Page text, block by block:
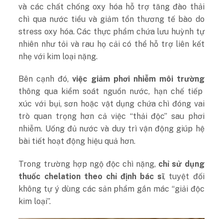
và các chất chống oxy hóa hỗ trợ tăng đào thải
chì qua nước tiểu và giảm tổn thương tế bào do
stress oxy hóa. Các thực phẩm chứa lưu huỳnh tự
nhiên như tỏi và rau họ cải có thể hỗ trợ liên kết
nhẹ với kim loại nặng.
Bên cạnh đó,việc giảm phơi nhiễm môi trường
thông qua kiểm soát nguồn nước, hạn chế tiếp
xúc với bụi, sơn hoặc vật dụng chứa chì đóng vai
trò quan trọng hơn cả việc “thải độc” sau phơi
nhiễm. Uống đủ nước và duy trì vận động giúp hệ
bài tiết hoạt động hiệu quả hơn.
Trong trường hợp ngộ độc chì nặng, chỉ sử dụng
thuốc chelation theo chỉ định bác sĩ, tuyệt đối
không tự ý dùng các sản phẩm gắn mác “giải độc
kim loại”.